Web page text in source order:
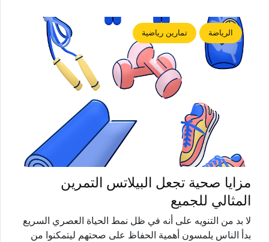
الرياضة تمارين رياضية
مزايا صحية تجعل البيلاتس التمرين
المثالي للجميع
لا بد من التنويه على أنه في ظل نمط الحياة العصري السريع
بدأ الناس يلمسون أهمية الحفاظ على صحتهم ليتمكنوا من